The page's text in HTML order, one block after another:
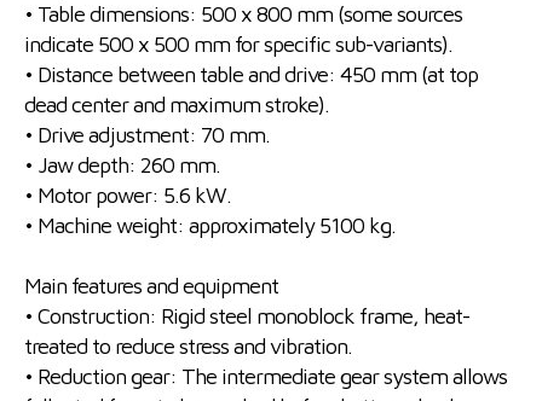
• Table dimensions: 500 x 800 mm (some sources
indicate 500 x 500 mm for specific sub-variants).
• Distance between table and drive: 450 mm (at top
dead center and maximum stroke).
• Drive adjustment: 70 mm.
• Jaw depth: 260 mm.
• Motor power: 5.6 kW.
• Machine weight: approximately 5100 kg.
Main features and equipment
• Construction: Rigid steel monoblock frame, heat-
treated to reduce stress and vibration.
• Reduction gear: The intermediate gear system allows